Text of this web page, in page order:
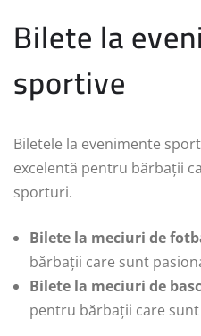
Bilete la
sportive
Biletele la evenimente
excelentă pentru bărbații
sporturi.
Bilete la meciuri de
bărbații care sunt
Bilete la meciuri de
pentru bărbații care